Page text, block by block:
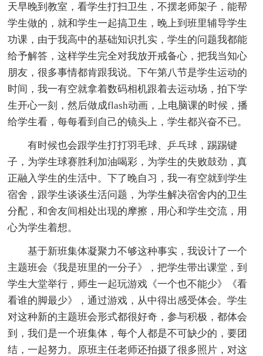
天早晚到教室，看学生打扫卫生，不摆老师架子，能帮
学生做的，就和学生一起搞卫生，晚上到班里辅导学生
功课，由于我高中的基础知识扎实，学生的问题我都能
给予解答，这样学生完全对我放开戒备心，把我当知心
朋友，很多事情都肯跟我说。下午第八节是学生运动的
时间，我一有空就拿着数码相机跟着去运动场，拍下学
生开心一刻，然后做成flash动画，上电脑课的时候，播
给学生看，每每看到自己的镜头上，学生都兴奋不已。
有时候也会跟学生打打羽毛球、乒乓球，踢踢键
子，为学生球赛胜利加油喝彩，为学生的失败鼓劲，真
正融入学生的生活中。下了晚自习，我一有空就到学生
宿舍，跟学生谈谈生活问题，为学生解决宿舍内的卫生
分配，和舍友间相处出现的摩擦，用心和学生交流，用
心为学生着想。
基于新班集体凝聚力不够这种事实，我设计了一个
主题班会《我是班里的一分子》，把学生带出课堂，到
学生大堂举行，师生一起玩游戏《一个也不能少》《看
看谁的脚最少》，通过游戏，从中得出感受体会。学生
对这种新的主题班会形式都很好奇，参与积极，都体会
到，我们是一个班集体，每个人都是不可缺少的，要团
结，一起努力。原班主任老师还拍摄了很多照片，对这